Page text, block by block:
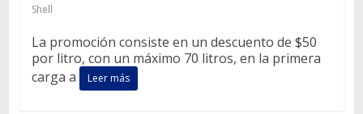
Shell
La promoción consiste en un descuento de $50
por litro, con un máximo 70 litros, en la primera
carga a
Leer más